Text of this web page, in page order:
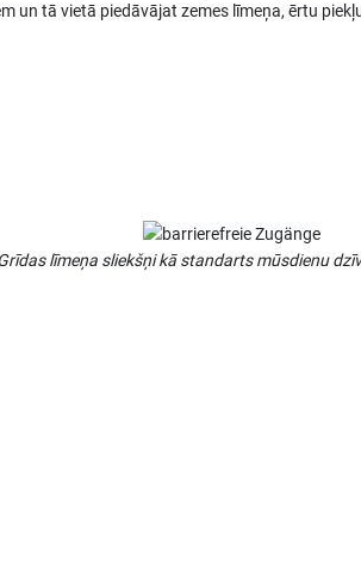
un tā vietā piedāvājat zemes līmeņa, ērtu
līmeņa sliekšņi kā standarts mūsdienu